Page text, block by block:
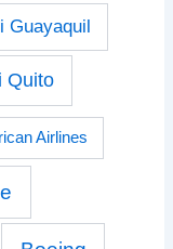
Guayaquil
Quito
Airlines